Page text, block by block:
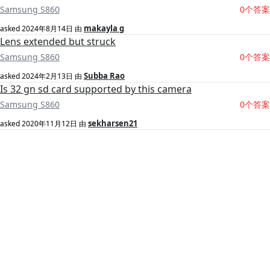
Samsung S860 0个答案
asked2024年8月14日 由 makayla g
Lens extended but struck
Samsung S860 0个答案
asked2024年2月13日 由 Subba Rao
Is 32 gn sd card supported by this camera
Samsung S860 0个答案
asked2020年11月12日 由 sekharsen21